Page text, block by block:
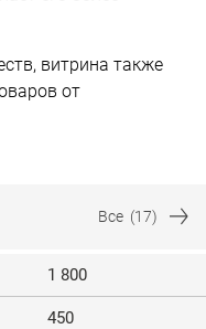
витрина также
от
Все (17)
1 800
450